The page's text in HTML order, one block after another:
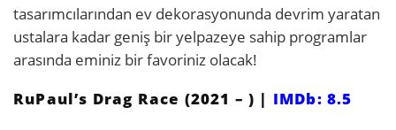
tasarımcılarından ev dekorasyonunda devrim yaratan
ustalara kadar geniş bir yelpazeye sahip programlar
arasında eminiz bir favoriniz olacak!
RuPaul’s Drag Race (2021 – ) | IMDb: 8.5